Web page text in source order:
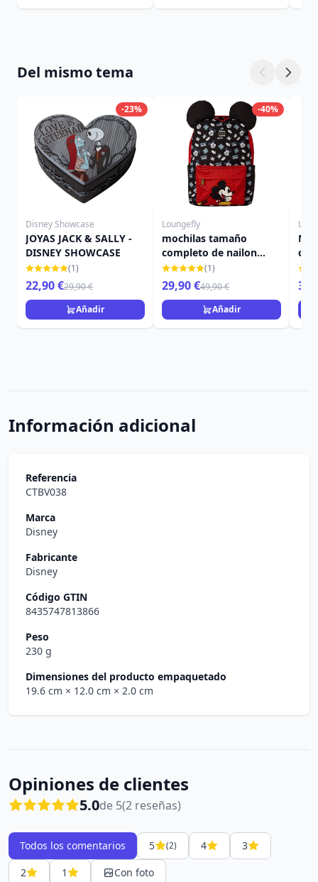
Del mismo tema
-23%
Disney Showcase
JOYAS JACK & SALLY -
DISNEY SHOWCASE
(1)
22,90 €29,90 €
Añadir
-40%
Loungefly
mochilas tamaño
completo de nailon
Mickey - Disney
Loungefly
(1)
29,90 €49,90 €
Añadir
Información adicional
Referencia
CTBV038
Marca
Disney
Fabricante
Disney
Código GTIN
8435747813866
Peso
230 g
Dimensiones del producto empaquetado
19.6 cm × 12.0 cm × 2.0 cm
Opiniones de clientes
5.0de 5(2 reseñas)
Todos los comentarios 5 (2) 4
3
2
1 Con foto